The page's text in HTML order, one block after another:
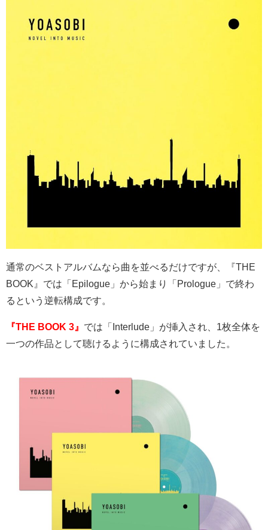
通常のベストアルバムなら曲を並べるだけですが、『THE
BOOK 』では「Epilogue 」から始まり「Prologue 」で終わ
るという逆転構成です。
『THE BOOK 3』 では「Interlude 」が挿入され、 1枚全体を
一つの作品として聴けるように構成されていました。